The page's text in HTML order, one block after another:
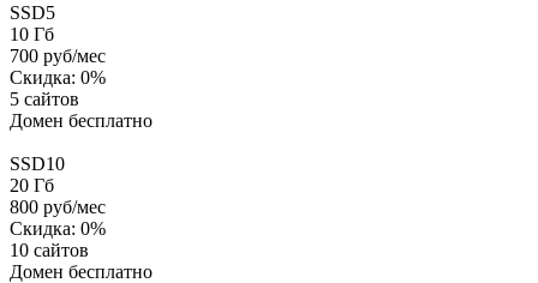
SSD5
10 Гб
700 руб/мес
Скидка: 0%
5 сайтов
Домен бесплатно
SSD10
20 Гб
800 руб/мес
Скидка: 0%
10 сайтов
Домен бесплатно